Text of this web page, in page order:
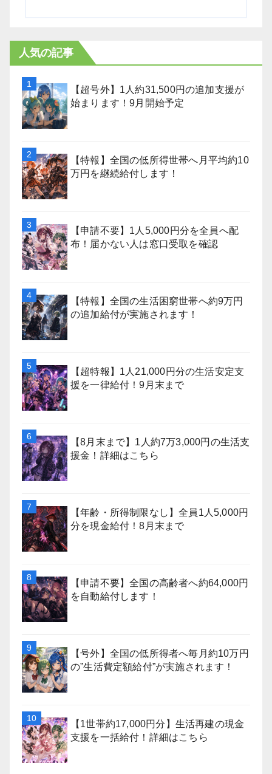
人気の記事
【超号外】1人約31,500円の追加支援が
始まります！9月開始予定
【特報】全国の低所得世帯へ月平均約10
万円を継続給付します！
【申請不要】1人5,000円分を全員へ配
布！届かない人は窓口受取を確認
【特報】全国の生活困窮世帯へ約9万円
の追加給付が実施されます！
【超特報】1人21,000円分の生活安定支
援を一律給付！9月末まで
【8月末まで】1人約7万3,000円の生活支
援金！詳細はこちら
【年齢・所得制限なし】全員1人5,000円
分を現金給付！8月末まで
【申請不要】全国の高齢者へ約64,000円
を自動給付します！
【号外】全国の低所得者へ毎月約10万円
の”生活費定額給付”が実施されます！
【1世帯約17,000円分】生活再建の現金
支援を一括給付！詳細はこちら